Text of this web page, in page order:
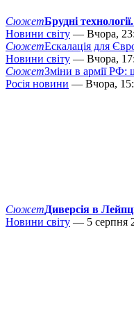
СюжетБрудні
Новини світу — Вчора,
СюжетЕскалація для
Новини світу — Вчора,
СюжетЗміни в армії РФ:
Росія новини — Вчора,
СюжетДиверсія в
Новини світу — 5 серпня